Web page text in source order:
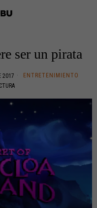
ser un pirata
2017
ENTRETENIMIENTO